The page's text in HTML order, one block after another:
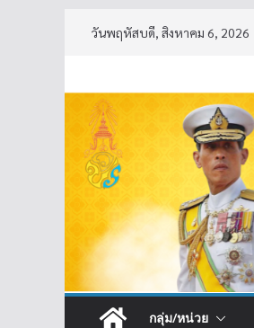
วันพฤหัสบดี, สิงหาคม 6, 2026
กลุ่ม/หน่วย